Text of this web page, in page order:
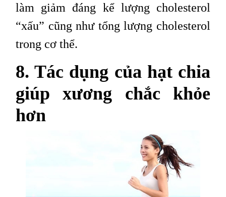
làm giảm đáng kể lượng cholesterol
“xấu” cũng như tổng lượng cholesterol
trong cơ thể.
8. Tác dụng của hạt chia
giúp xương chắc khỏe
hơn